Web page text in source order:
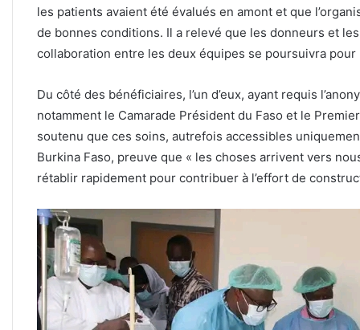
les patients avaient été évalués en amont et que
de bonnes conditions. Il a relevé que les donneurs et
collaboration entre les deux équipes se poursuivra
Du côté des bénéficiaires, l’un d’eux, ayant requis
notamment le Camarade Président du Faso et le
soutenu que ces soins, autrefois accessibles
Burkina Faso, preuve que « les choses arrivent vers
rétablir rapidement pour contribuer à l’effort de